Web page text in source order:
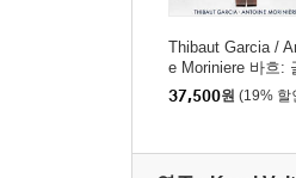
Thibaut Garcia /
e Moriniere 바흐:
베르크 변주곡
Goldberg
37,500원 (19% 할